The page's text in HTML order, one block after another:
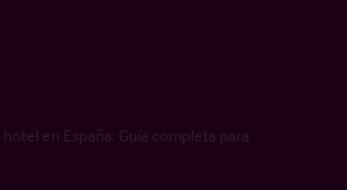
en España: Guía completa para